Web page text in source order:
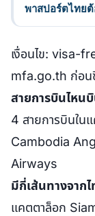
พาสปอร์ตไทย
เงื่อนไข: visa-
mfa.go.th ก่อน
สายการบินไหน
4 สายการบินใน
Cambodia
Airways
มีกี่เส้นทางจาก
แคตตาล็อก